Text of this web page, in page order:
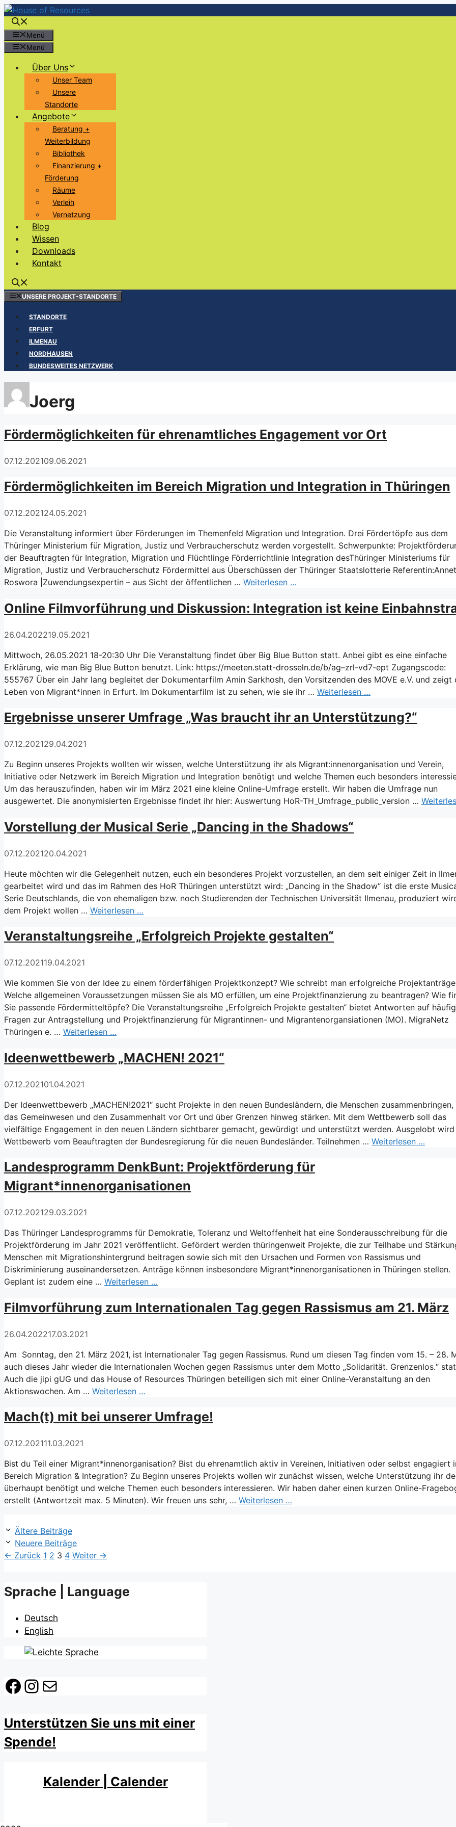
Zum
Inhalt
springenMenü
Menü
Über Uns
Unser Team
Unsere
Standorte
Angebote
Beratung +
Weiterbildung
Bibliothek
Finanzierung +
Förderung
Räume
Verleih
Vernetzung
Blog
Wissen
Downloads
Kontakt
UNSERE PROJEKT-STANDORTE
STANDORTE
ERFURT
ILMENAU
NORDHAUSEN
BUNDESWEITES NETZWERK
Joerg
Fördermöglichkeiten für ehrenamtliches Engagement vor Ort
07.12.202109.06.2021
Fördermöglichkeiten im Bereich Migration und Integration in Thüringen
07.12.202124.05.2021
Die Veranstaltung informiert über Förderungen im Themenfeld Migration und Integration. Drei Fördertöpfe aus dem
Thüringer Ministerium für Migration, Justiz und Verbraucherschutz werden vorgestellt. Schwerpunkte:
der Beauftragten für Integration, Migration und Flüchtlinge Förderrichtlinie Integration desThüringer Ministeriums für
Migration, Justiz und Verbraucherschutz Fördermittel aus Überschüssen der Thüringer Staatslotterie
Roswora |Zuwendungsexpertin – aus Sicht der öffentlichen … Weiterlesen …
Online Filmvorführung und Diskussion: Integration ist keine
26.04.202219.05.2021
Mittwoch, 26.05.2021 18-20:30 Uhr Die Veranstaltung findet über Big Blue Button statt. Anbei gibt es eine einfache
Erklärung, wie man Big Blue Button benutzt. Link: https://meeten.statt-drosseln.de/b/ag–zrl-vd7-ept Zugangscode:
555767 Über ein Jahr lang begleitet der Dokumentarfilm Amin Sarkhosh, den Vorsitzenden des MOVE e.V. und zeigt
Leben von Migrant*innen in Erfurt. Im Dokumentarfilm ist zu sehen, wie sie ihr … Weiterlesen …
Ergebnisse unserer Umfrage „Was braucht ihr an Unterstützung?“
07.12.202129.04.2021
Zu Beginn unseres Projekts wollten wir wissen, welche Unterstützung ihr als Migrant:innenorganisation und Verein,
Initiative oder Netzwerk im Bereich Migration und Integration benötigt und welche Themen euch besonders
Um das herauszufinden, haben wir im März 2021 eine kleine Online-Umfrage erstellt. Wir haben die Umfrage nun
ausgewertet. Die anonymisierten Ergebnisse findet ihr hier: Auswertung HoR-TH_Umfrage_public_version …
Vorstellung der Musical Serie „Dancing in the Shadows“
07.12.202120.04.2021
Heute möchten wir die Gelegenheit nutzen, euch ein besonderes Projekt vorzustellen, an dem seit einiger Zeit in
gearbeitet wird und das im Rahmen des HoR Thüringen unterstützt wird: „Dancing in the Shadow“ ist die erste
Serie Deutschlands, die von ehemaligen bzw. noch Studierenden der Technischen Universität Ilmenau, produziert
dem Projekt wollen … Weiterlesen …
Veranstaltungsreihe „Erfolgreich Projekte gestalten“
07.12.202119.04.2021
Wie kommen Sie von der Idee zu einem förderfähigen Projektkonzept? Wie schreibt man erfolgreiche
Welche allgemeinen Voraussetzungen müssen Sie als MO erfüllen, um eine Projektfinanzierung zu beantragen? Wie
Sie passende Fördermitteltöpfe? Die Veranstaltungsreihe „Erfolgreich Projekte gestalten“ bietet Antworten auf
Fragen zur Antragstellung und Projektfinanzierung für Migrantinnen- und Migrantenorgansiationen (MO). MigraNetz
Thüringen e. … Weiterlesen …
Ideenwettbewerb „MACHEN! 2021“
07.12.202101.04.2021
Der Ideenwettbewerb „MACHEN!2021“ sucht Projekte in den neuen Bundesländern, die Menschen zusammenbringen,
das Gemeinwesen und den Zusammenhalt vor Ort und über Grenzen hinweg stärken. Mit dem Wettbewerb soll das
vielfältige Engagement in den neuen Ländern sichtbarer gemacht, gewürdigt und unterstützt werden. Ausgelobt
Wettbewerb vom Beauftragten der Bundesregierung für die neuen Bundesländer. Teilnehmen … Weiterlesen …
Landesprogramm DenkBunt: Projektförderung für
Migrant*innenorganisationen
07.12.202129.03.2021
Das Thüringer Landesprogramms für Demokratie, Toleranz und Weltoffenheit hat eine Sonderausschreibung für die
Projektförderung im Jahr 2021 veröffentlicht. Gefördert werden thüringenweit Projekte, die zur Teilhabe und
Menschen mit Migrationshintergrund beitragen sowie sich mit den Ursachen und Formen von Rassismus und
Diskriminierung auseinandersetzen. Anträge können insbesondere Migrant*innenorganisationen in Thüringen stellen.
Geplant ist zudem eine … Weiterlesen …
Filmvorführung zum Internationalen Tag gegen Rassismus am 21. März
26.04.202217.03.2021
Am Sonntag, den 21. März 2021, ist Internationaler Tag gegen Rassismus. Rund um diesen Tag finden vom 15. – 28.
auch dieses Jahr wieder die Internationalen Wochen gegen Rassismus unter dem Motto „Solidarität. Grenzenlos.“
Auch die jipi gUG und das House of Resources Thüringen beteiligen sich mit einer Online-Veranstaltung an den
Aktionswochen. Am … Weiterlesen …
Mach(t) mit bei unserer Umfrage!
07.12.202111.03.2021
Bist du Teil einer Migrant*innenorganisation? Bist du ehrenamtlich aktiv in Vereinen, Initiativen oder selbst engagiert
Bereich Migration & Integration? Zu Beginn unseres Projekts wollen wir zunächst wissen, welche Unterstützung ihr
überhaupt benötigt und welche Themen euch besonders interessieren. Wir haben daher einen kurzen Online-
erstellt (Antwortzeit max. 5 Minuten). Wir freuen uns sehr, … Weiterlesen …
Ältere Beiträge
Neuere Beiträge
← Zurück Seite
1 Seite
2 Seite
3 Seite
4 Weiter →
Sprache | Language
Deutsch
English
Facebook
Instagram
E-Mail
Unterstützen Sie uns mit einer
Spende!
Kalender | Calender